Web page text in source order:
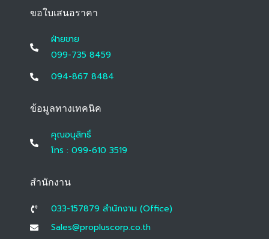
ขอใบเสนอราคา
ฝ่ายขาย
099-735 8459
094-867 8484
ข้อมูลทางเทคนิค
คุณอนุสิทธิ์
โทร : 099-610 3519
สำนักงาน
033-157879 สํานักงาน (Office)
Sales@propluscorp.co.th